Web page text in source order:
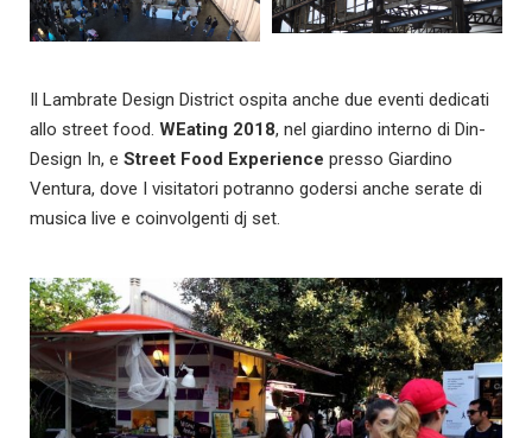
Il Lambrate Design District ospita anche due eventi dedicati
allo street food. WEating 2018, nel giardino interno di Din-
Design In, e Street Food Experience presso Giardino
Ventura, dove I visitatori potranno godersi anche serate di
musica live e coinvolgenti dj set.